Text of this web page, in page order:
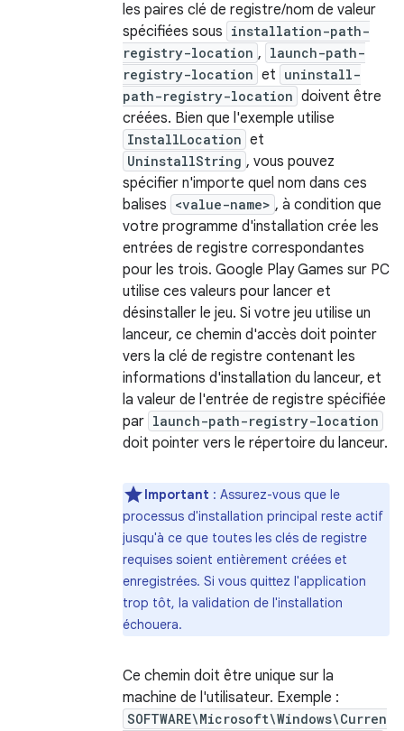
les paires clé de registre/nom de valeur
spécifiées sous installation-path-
registry-location , launch-path-
registry-location et uninstall-
path-registry-location doivent être
créées. Bien que l'exemple utilise
InstallLocation et
UninstallString , vous pouvez
spécifier n'importe quel nom dans ces
balises <value-name> , à condition que
votre programme d'installation crée les
entrées de registre correspondantes
pour les trois. Google Play Games sur PC
utilise ces valeurs pour lancer et
désinstaller le jeu. Si votre jeu utilise un
lanceur, ce chemin d'accès doit pointer
vers la clé de registre contenant les
informations d'installation du lanceur, et
la valeur de l'entrée de registre spécifiée
par launch-path-registry-location
doit pointer vers le répertoire du lanceur.
Important : Assurez-vous que le
processus d'installation principal reste actif
jusqu'à ce que toutes les clés de registre
requises soient entièrement créées et
enregistrées. Si vous quittez l'application
trop tôt, la validation de l'installation
échouera.
Ce chemin doit être unique sur la
machine de l'utilisateur. Exemple :
SOFTWARE\Microsoft\Windows\Curren